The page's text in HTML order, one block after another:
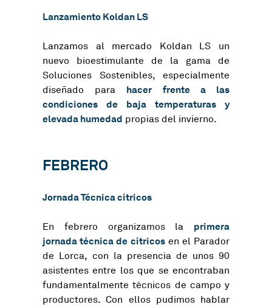
LanzamientoKoldan LS
Lanzamos al mercado Koldan LS un
nuevo bioestimulante de la gama de
Soluciones Sostenibles, especialmente
diseñado para hacer frente a las
condiciones de baja temperaturas y
elevada humedad propias del invierno.
FEBRERO
Jornada Técnica cítricos
En febrero organizamos la primera
jornada técnica de cítricosen el Parador
de Lorca, con la presencia de unos 90
asistentes entre los que se encontraban
fundamentalmente técnicos de campo y
productores. Con ellos pudimos hablar